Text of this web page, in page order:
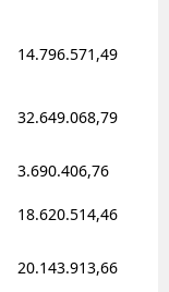
14.796.571,49
32.649.068,79
3.690.406,76
18.620.514,46
20.143.913,66